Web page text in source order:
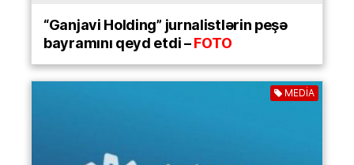
“Ganjavi Holding” jurnalistlərin peşə
bayramını qeyd etdi –FOTO
MEDİA